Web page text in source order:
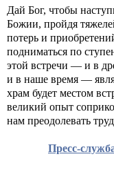
Дай Бог, чтобы
Божии, пройдя
потерь и
подниматься по
этой встречи — и в
и в наше время —
храм будет местом
великий опыт
нам преодолевать
Пресс-